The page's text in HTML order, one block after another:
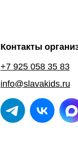
info@slavakids.ru
Контакты
+7 925 058 35 83